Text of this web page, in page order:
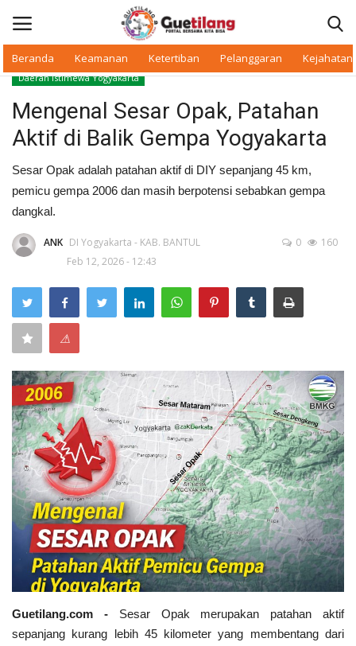
Beranda Keamanan Ketertiban Pelanggaran Kejahatan
Beranda
Daerah
Makan Bergizi
Warkop Digital
Pelanggaran
Ketertiban
Keamanan
Kejahatan
Cybers Event
UMKM & Ekonomi Kreatif
Pekerja Migran Indonesia
Ekonomi
Pendidikan
Daerah Istimewa Yogyakarta
Mengenal Sesar Opak, Patahan
Aktif di Balik Gempa Yogyakarta
Sesar Opak adalah patahan aktif di DIY sepanjang 45 km,
pemicu gempa 2006 dan masih berpotensi sebabkan gempa
dangkal.
ANK DI Yogyakarta - KAB. BANTUL
Feb 12, 2026 - 12:43
0 160
⚠
Guetilang.com -Sesar Opak merupakan patahan aktif
sepanjang kurang lebih 45 kilometer yang membentang dari